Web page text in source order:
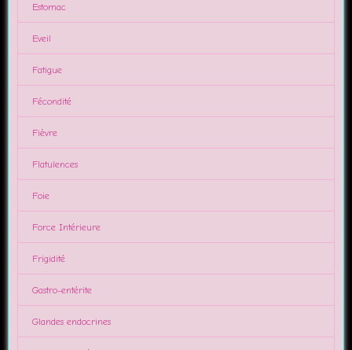
Estomac
Eveil
Fatigue
Fécondité
Fièvre
Flatulences
Foie
Force Intérieure
Frigidité
Gastro-entérite
Glandes endocrines